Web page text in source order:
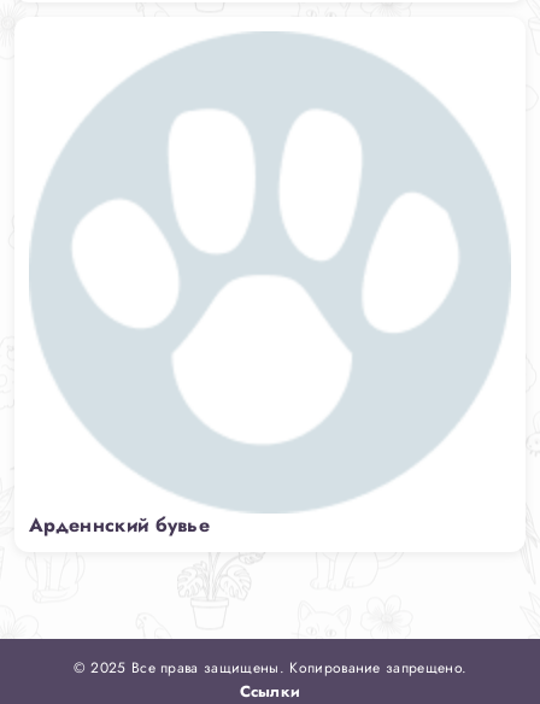
Арденнский бувье
© 2025 Все права защищены. Копирование запрещено.
Ссылки